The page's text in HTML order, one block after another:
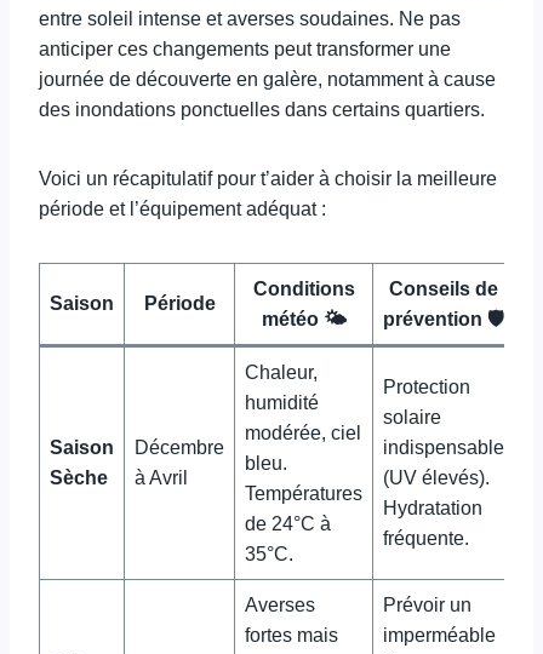
entre soleil intense et averses soudaines. Ne pas
anticiper ces changements peut transformer une
journée de découverte en galère, notamment à cause
des inondations ponctuelles dans certains quartiers.
Voici un récapitulatif pour t’aider à choisir la meilleure
période et l’équipement adéquat :
Saison Période
Conditions
météo 🌤️
Conseils de
prévention 🛡️
Saison
Sèche
Décembre
à Avril
Chaleur,
humidité
modérée, ciel
bleu.
Températures
de 24°C à
35°C.
Protection
solaire
indispensable
(UV élevés).
Hydratation
fréquente.
Averses
fortes mais
Prévoir un
imperméable